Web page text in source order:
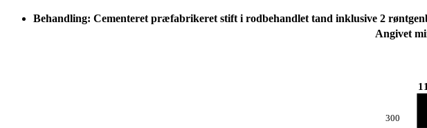
Behandling: Cementeret præfabrikeret stift i rodbehandlet tand inklusive 2
Angivet
300